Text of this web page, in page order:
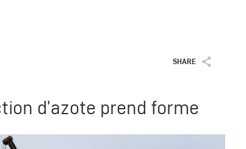
SHARE
d’azote prend forme